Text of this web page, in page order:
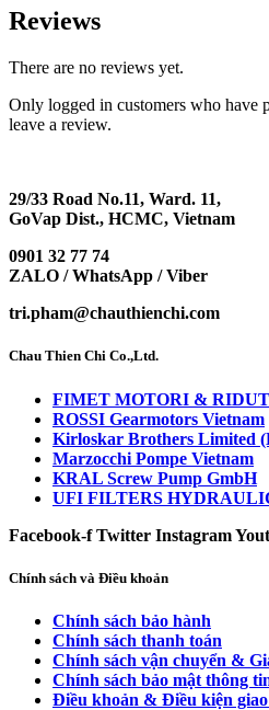
Reviews
There are no reviews yet.
Only logged in customers who have
leave a review.
29/33 Road No.11, Ward. 11,
GoVap Dist., HCMC, Vietnam
0901 32 77 74
ZALO / WhatsApp / Viber
tri.pham@chauthienchi.com
Chau Thien Chi Co.,Ltd.
FIMET MOTORI &
ROSSI Gearmotors Vietnam
Kirloskar Brothers Limited
Marzocchi Pompe Vietnam
KRAL Screw Pump GmbH
UFI FILTERS
Facebook-f Twitter Instagram
Chính sách và Điều khoản
Chính sách bảo hành
Chính sách thanh toán
Chính sách vận chuyển &
Chính sách bảo mật thông
Điều khoản & Điều kiện